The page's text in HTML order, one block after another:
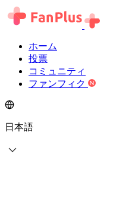
ホーム
投票
コミュニティ
ファンフィク
日本語